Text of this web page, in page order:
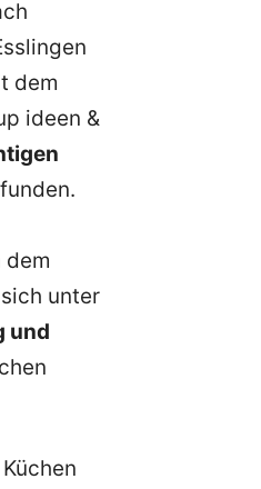
dem
ideen &
dem
unter
und